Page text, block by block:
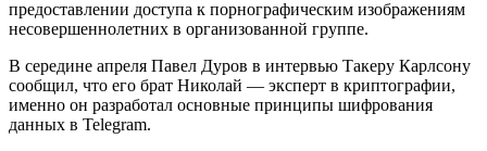
предоставлении доступа к порнографическим изображениям
несовершеннолетних в организованной группе.
В середине апреля Павел Дуров в интервью Такеру Карлсону
сообщил, что его брат Николай — эксперт в криптографии,
именно он разработал основные принципы шифрования
данных в Telegram.